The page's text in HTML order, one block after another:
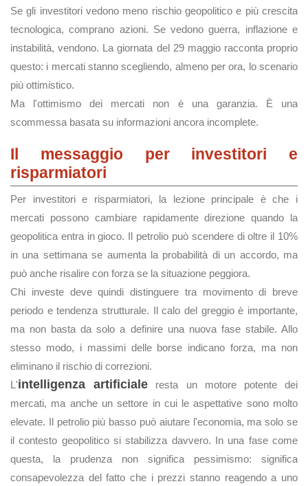
Se gli investitori vedono meno rischio geopolitico e più crescita
tecnologica, comprano azioni. Se vedono guerra, inflazione e
instabilità, vendono. La giornata del 29 maggio racconta proprio
questo: i mercati stanno scegliendo, almeno per ora, lo scenario
più ottimistico.
Ma l'ottimismo dei mercati non è una garanzia. È una
scommessa basata su informazioni ancora incomplete.
Il messaggio per investitori e
risparmiatori
Per investitori e risparmiatori, la lezione principale è che i
mercati possono cambiare rapidamente direzione quando la
geopolitica entra in gioco. Il petrolio può scendere di oltre il 10%
in una settimana se aumenta la probabilità di un accordo, ma
può anche risalire con forza se la situazione peggiora.
Chi investe deve quindi distinguere tra movimento di breve
periodo e tendenza strutturale. Il calo del greggio è importante,
ma non basta da solo a definire una nuova fase stabile. Allo
stesso modo, i massimi delle borse indicano forza, ma non
eliminano il rischio di correzioni.
L'intelligenza artificiale resta un motore potente dei
mercati, ma anche un settore in cui le aspettative sono molto
elevate. Il petrolio più basso può aiutare l'economia, ma solo se
il contesto geopolitico si stabilizza davvero. In una fase come
questa, la prudenza non significa pessimismo: significa
consapevolezza del fatto che i prezzi stanno reagendo a uno